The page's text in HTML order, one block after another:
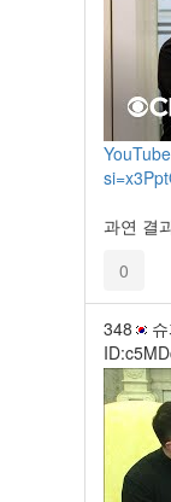
YouTube
과연 결
0
348